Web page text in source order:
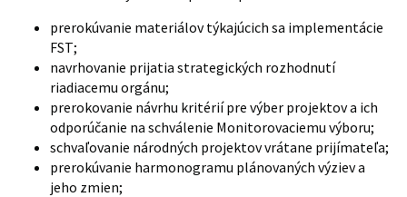
prerokúvanie materiálov týkajúcich sa implementácie
FST;
navrhovanie prijatia strategických rozhodnutí
riadiacemu orgánu;
prerokovanie návrhu kritérií pre výber projektov a ich
odporúčanie na schválenie Monitorovaciemu výboru;
schvaľovanie národných projektov vrátane prijímateľa;
prerokúvanie harmonogramu plánovaných výziev a
jeho zmien;